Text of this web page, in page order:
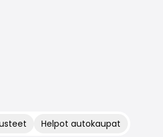
Helpot autokaupat